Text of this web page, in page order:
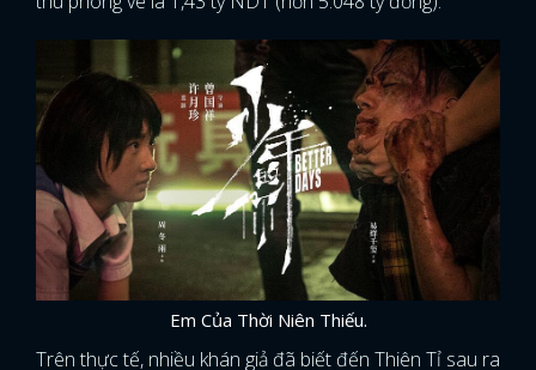
Em Của Thời Niên Thiếu.
Trên thực tế, nhiều khán giả đã biết đến Thiên Tỉ sau ra